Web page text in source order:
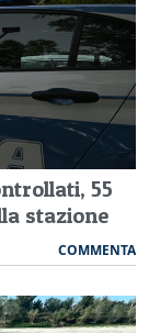
55
stazione
COMMENTA